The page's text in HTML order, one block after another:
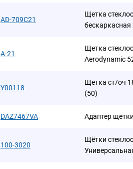
AD-709C21
Щетка
A-21
Щетка
Aerodynamic
Y00118
Щетка ст/оч
(50)
DAZ7467VA Адаптер
100-3020
Щётки